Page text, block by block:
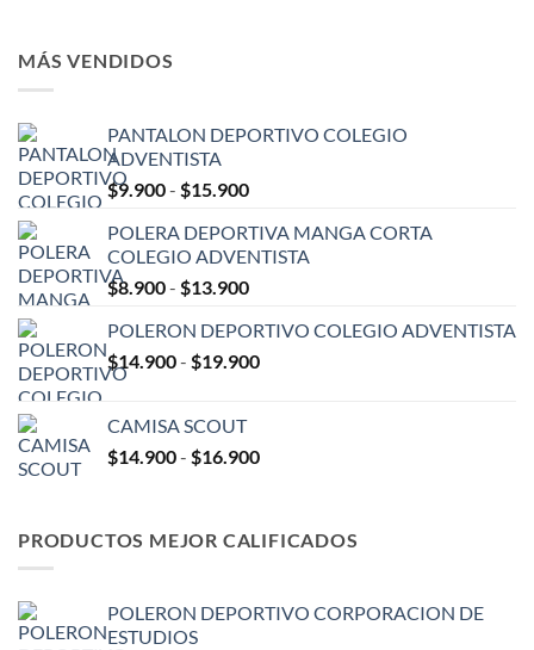
MÁS VENDIDOS
PANTALON DEPORTIVO COLEGIO
ADVENTISTA
$9.900- $15.900Rango
precios:
desde
$9.900
$15.900
POLERA DEPORTIVA MANGA CORTA
COLEGIO ADVENTISTA
$8.900- $13.900Rango
precios:
desde
POLERON DEPORTIVO COLEGIO ADVENTISTA
$14.900- $19.900Rango
$14.900
CAMISA SCOUT
$14.900- $16.900Rango
desde
$14.900
$16.900
PRODUCTOS MEJOR CALIFICADOS
POLERON DEPORTIVO CORPORACION DE
ESTUDIOS